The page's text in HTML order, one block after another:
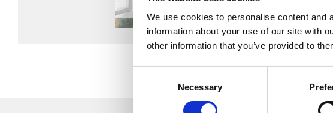
We use cookies to personalise content and
information about your use of our site with
other information that you’ve provided to
Necessary